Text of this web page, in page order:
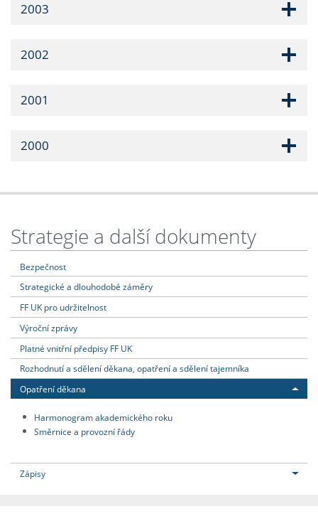
2003
2002
2001
2000
Strategie a další dokumenty
Bezpečnost
Strategické a dlouhodobé záměry
FF UK pro udržitelnost
Výroční zprávy
Platné vnitřní předpisy FF UK
Rozhodnutí a sdělení děkana, opatření a sdělení tajemníka
Opatření děkana
Harmonogram akademického roku
Směrnice a provozní řády
Zápisy